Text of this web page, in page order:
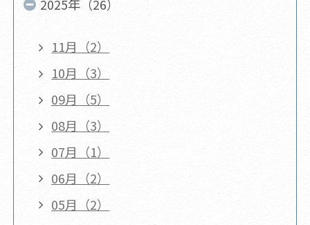
2025年（26）
11月（2）
10月（3）
09月（5）
08月（3）
07月（1）
06月（2）
05月（2）